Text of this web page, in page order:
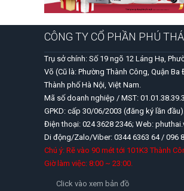
CÔNG TY CỔ PHẦN PHÚ
Trụ sở chính: Số 19 ngõ 12 Láng Hạ,
Võ (Cũ là: Phường Thành Công, Quận Ba
Thành phố Hà Nội, Việt Nam.
Mã số doanh nghiệp / MST:
GPKD: cấp 30/06/2003 (đăng ký lần
Điện thoại: 024 3628 2346; Web:
Di động/Zalo/Viber: 0344 6363 64 / 096
Chú ý: Rẽ vào 90 mét tới 101K3 Thành
Giờ làm việc: 8:00 ~ 23:00.
Click vào xem bản đồ